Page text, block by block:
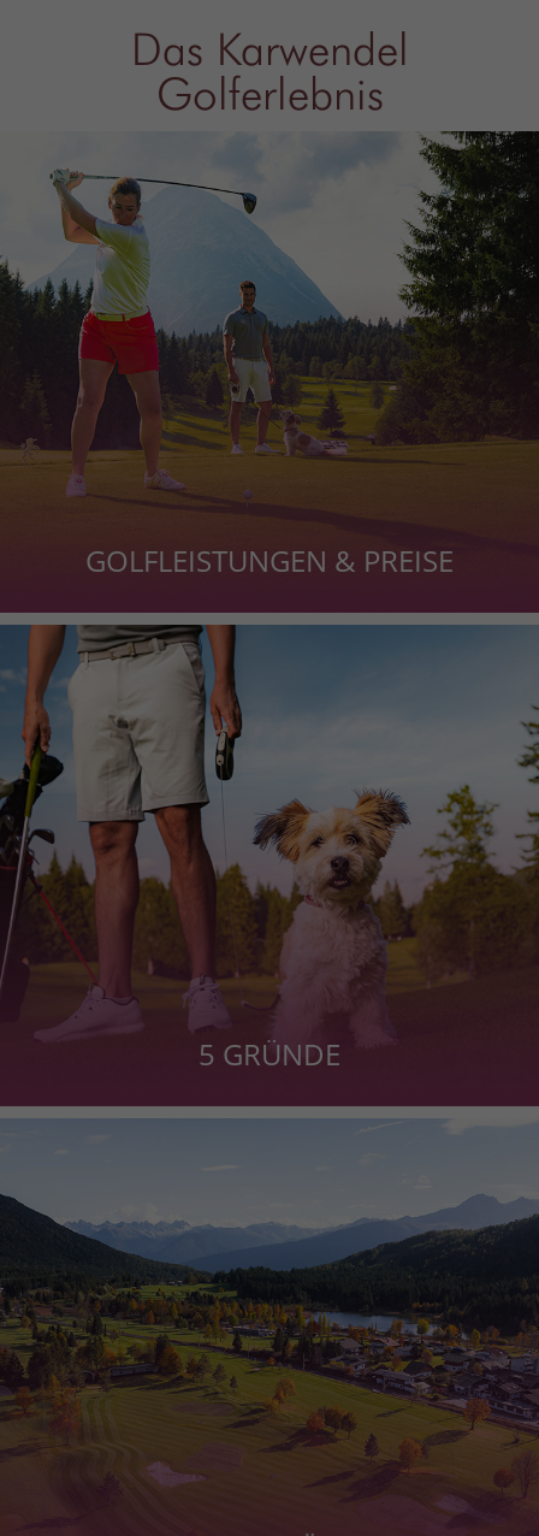
Das Karwendel
Golferlebnis
GOLFLEISTUNGEN & PREISE
5 GRÜNDE